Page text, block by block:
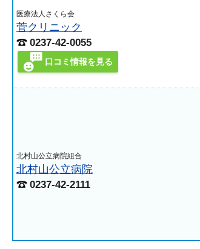
医療法人さくら会
菅クリニック
0237-42-0055
口コミ情報を見る
北村山公立病院組合
北村山公立病院
0237-42-2111